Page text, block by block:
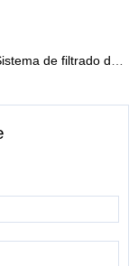
de filtrado de agua potable compacto N02